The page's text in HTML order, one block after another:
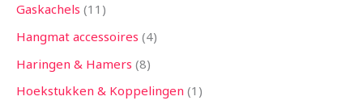
Gaskachels 11
Hangmat accessoires 4
Haringen & Hamers 8
Hoekstukken & Koppelingen 1